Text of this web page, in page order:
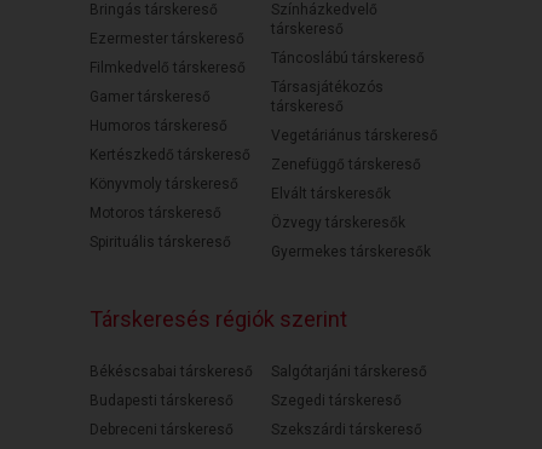
Bringás társkereső
Ezermester társkereső
Filmkedvelő társkereső
Gamer társkereső
Humoros társkereső
Kertészkedő társkereső
Könyvmoly társkereső
Motoros társkereső
Spirituális társkereső
Színházkedvelő
társkereső
Táncoslábú társkereső
Társasjátékozós
társkereső
Vegetáriánus társkereső
Zenefüggő társkereső
Elvált társkeresők
Özvegy társkeresők
Gyermekes társkeresők
Társkeresés régiók szerint
Békéscsabai társkereső
Budapesti társkereső
Debreceni társkereső
Salgótarjáni társkereső
Szegedi társkereső
Szekszárdi társkereső